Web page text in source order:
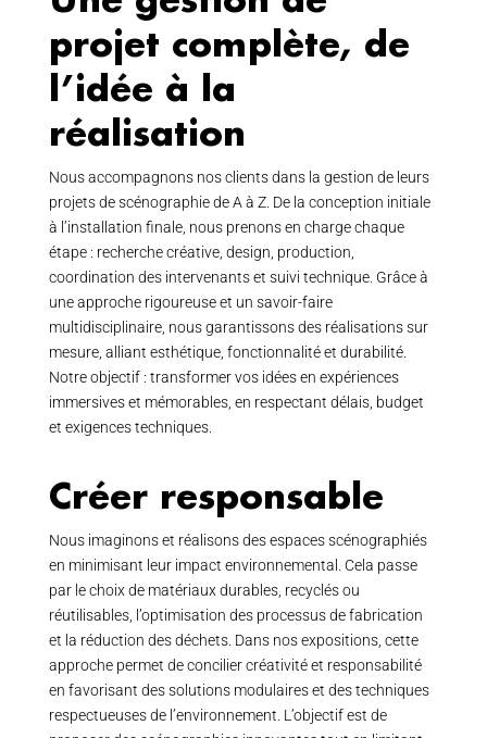
projet complète, de
l’idée à la
réalisation
Nous accompagnons nos clients dans la gestion de leurs
projets de scénographie de A à Z. De la conception initiale
à l’installation finale, nous prenons en charge chaque
étape : recherche créative, design, production,
coordination des intervenants et suivi technique. Grâce à
une approche rigoureuse et un savoir-faire
multidisciplinaire, nous garantissons des réalisations sur
mesure, alliant esthétique, fonctionnalité et durabilité.
Notre objectif : transformer vos idées en expériences
immersives et mémorables, en respectant délais, budget
et exigences techniques.
Créer responsable
Nous imaginons et réalisons des espaces scénographiés
en minimisant leur impact environnemental. Cela passe
par le choix de matériaux durables, recyclés ou
réutilisables, l’optimisation des processus de fabrication
et la réduction des déchets. Dans nos expositions, cette
approche permet de concilier créativité et responsabilité
en favorisant des solutions modulaires et des techniques
respectueuses de l’environnement. L’objectif est de